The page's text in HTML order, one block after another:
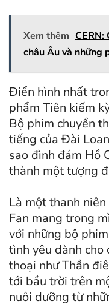
Xem thêm CERN:
châu Âu và những
Điển hình nhất
phẩm Tiên kiếm
Bộ phim chuyển
tiếng của Đài
sao đình đám Hồ
thành một tượng
Là một thanh
Fan mang trong
với những bộ
tình yêu dành cho
thoại như Thần
tới bầu trời trên
nuôi dưỡng từ